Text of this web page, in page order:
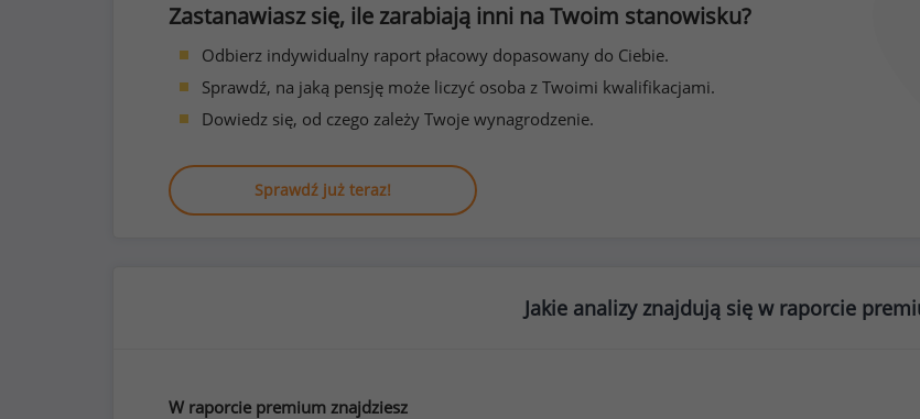
Zastanawiasz się, ile zarabiają inni na Twoim stanowisku?
Odbierz indywidualny raport płacowy dopasowany do Ciebie.
Sprawdź, na jaką pensję może liczyć osoba z Twoimi kwalifikacjami.
Dowiedz się, od czego zależy Twoje wynagrodzenie.
Sprawdź już teraz!
Jakie analizy znajdują się w raporcie
W raporcie premium znajdziesz